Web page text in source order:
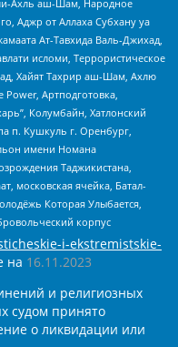
Ахль аш-Шам, Народное
Аджр от Аллаха Субхану уа
Ат-Тавхида Валь-Джихад,
исломи, Террористическое
Хайят Тахрир аш-Шам, Ахлю
Артподготовка,
Колумбайн, Хатлонский
п. Кушкуль г. Оренбург,
имени Номана
Таджикистана,
московская ячейка, Батал-
Которая Улыбается,
корпус
i-ekstremistskie-
на 16.11.2023
и религиозных
судом принято
о ликвидации или